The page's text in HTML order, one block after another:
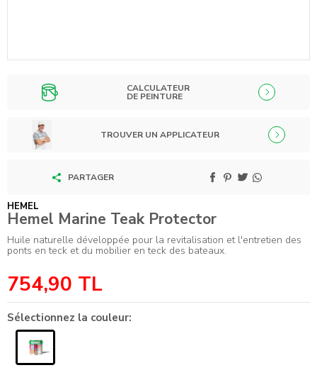
CALCULATEUR
DE PEINTURE
TROUVER UN APPLICATEUR
PARTAGER
HEMEL
Hemel Marine Teak Protector
Huile naturelle développée pour la revitalisation et l'entretien des
ponts en teck et du mobilier en teck des bateaux.
754,90 TL
Sélectionnez la couleur: